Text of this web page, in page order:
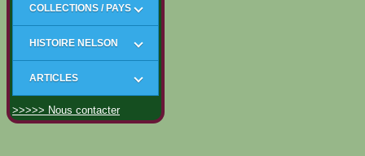
COLLECTIONS / PAYS
HISTOIRE NELSON
ARTICLES
>>>>> Nous contacter